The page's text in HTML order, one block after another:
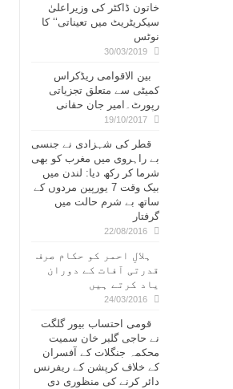
خاتون ڈاکٹر کی وزیراعلیٰ
سیکریٹریٹ میں تعیناتی‘‘ کا
نوٹس
30/03/2019
بین الاقوامی ریڈکراس
کمیٹی سے متعلق تجزیاتی
رپورٹ۔امیر جان حقانی
19/10/2017
قطر کی شہزادی نے جنسی
بے راہروی میں مغرب کو بھی
شرما کر رکھ دیا: لندن میں
بیک وقت 7 یورپین مردوں کے
ساتھ بے شرم حالت میں
گرفتار
22/08/2016
ہلالِ احمر کو حکام صرف
قدرتی آفات کے دوران
یاد کرتے ہیں
24/03/2016
قومی احتساب بیور گلگت
نے حاجی گلبر خان سمیت
محکمہ جنگلات کے آفسران
کے خلاف کرپشن کے ریفرنس
دائر کرنے کی منظوری دی